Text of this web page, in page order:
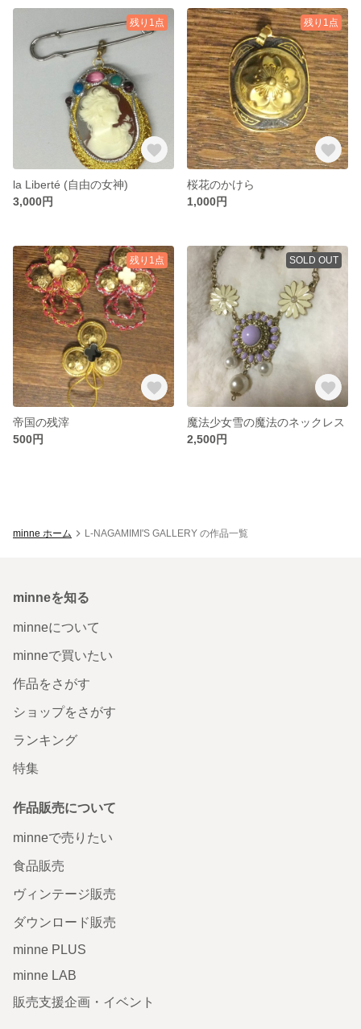
残り1点
la Liberté (自由の女神)
3,000円
残り1点
桜花のかけら
1,000円
残り1点
帝国の残滓
500円
SOLD OUT
魔法少女雪の魔法のネックレス
2,500円
minne ホーム L-NAGAMIMI'S GALLERY の作品一覧
minneを知る
minneについて
minneで買いたい
作品をさがす
ショップをさがす
ランキング
特集
作品販売について
minneで売りたい
食品販売
ヴィンテージ販売
ダウンロード販売
minne PLUS
minne LAB
販売支援企画・イベント